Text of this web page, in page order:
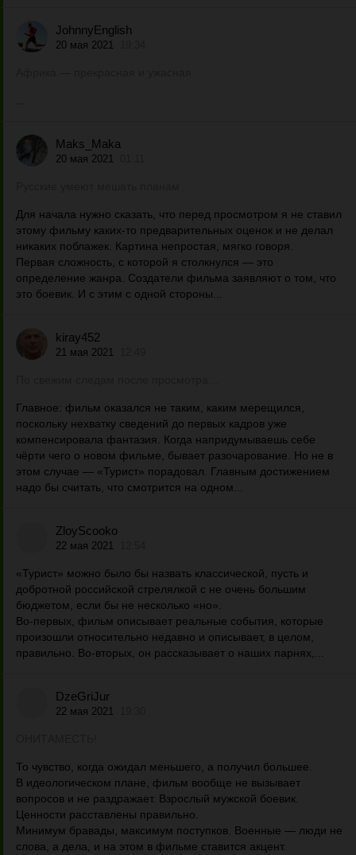
JohnnyEnglish
20 мая 2021
Maks_Maka
20 мая 2021
Для начала нужно сказать, что перед просмотром я не ставил
этому фильму каких-то предварительных оценок и не делал
никаких поблажек. Картина непростая, мягко говоря.
Первая сложность, с которой я столкнулся — это
определение жанра. Создатели фильма заявляют о том, что
это боевик. И с этим с одной стороны...
kiray452
21 мая 2021
Главное: фильм оказался не таким, каким мерещился,
поскольку нехватку сведений до первых кадров уже
компенсировала фантазия. Когда напридумываешь себе
чёрти чего о новом фильме, бывает разочарование. Но не в
этом случае — «Турист» порадовал. Главным достижением
надо бы считать, что смотрится на одном...
ZloyScooko
22 мая 2021
«Турист» можно было бы назвать классической, пусть и
добротной российской стрелялкой с не очень большим
бюджетом, если бы не несколько «но».
Во-первых, фильм описывает реальные события, которые
произошли относительно недавно и описывает, в целом,
правильно. Во-вторых, он рассказывает о наших парнях,...
DzeGriJur
22 мая 2021
То чувство, когда ожидал меньшего, а получил большее.
В идеологическом плане, фильм вообще не вызывает
вопросов и не раздражает. Взрослый мужской боевик.
Ценности расставлены правильно.
Минимум бравады, максимум поступков. Военные — люди не
слова, а дела, и на этом в фильме ставится акцент.